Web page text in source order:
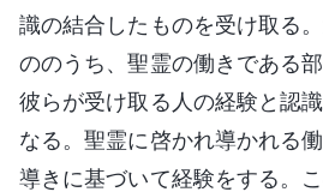
識の結合したものを受け取る
ののうち、聖霊の働きである
彼らが受け取る人の経験と認
なる。聖霊に啓かれ導かれる
導きに基づいて経験をする。